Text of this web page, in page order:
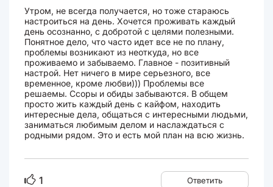
Утром, не всегда получается, но тоже стараюсь
настроиться на день. Хочется проживать каждый
день осознанно, с добротой с целями полезными.
Понятное дело, что часто идет все не по плану,
проблемы возникают из неоткуда, но все
проживаемо и забываемо. Главное - позитивный
настрой. Нет ничего в мире серьезного, все
временное, кроме любви))) Проблемы все
решаемы. Ссоры и обиды забываются. В общем
просто жить каждый день с кайфом, находить
интересные дела, общаться с интересными людьми,
заниматься любимым делом и наслаждаться с
родными рядом. Это и есть мой план на всю жизнь.
1 Ответить